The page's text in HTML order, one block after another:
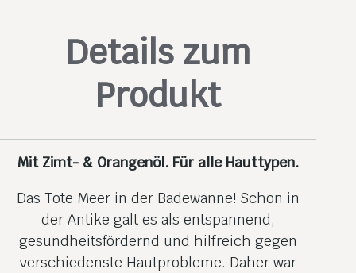
Details zum
Produkt
Mit Zimt- & Orangenöl. Für alle Hauttypen.
Das Tote Meer in der Badewanne! Schon in
der Antike galt es als entspannend,
gesundheitsfördernd und hilfreich gegen
verschiedenste Hautprobleme. Daher war